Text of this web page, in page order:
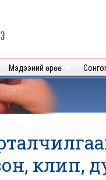
Мэдээний өрөө
клип,